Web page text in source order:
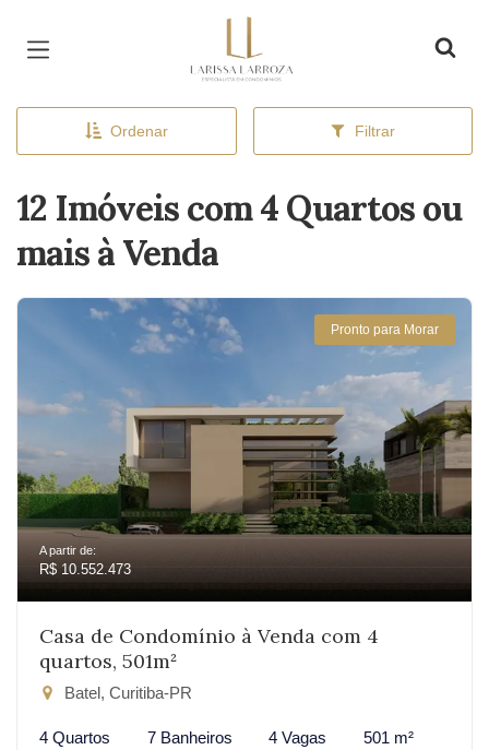
Ordenar Filtrar
12 Imóveis com 4 Quartos ou
mais à Venda
Pronto para Morar
A partir de:
R$ 10.552.473
Casa de Condomínio à Venda com 4
quartos, 501m²
Batel, Curitiba-PR
4 Quartos 7 Banheiros 4 Vagas 501 m²